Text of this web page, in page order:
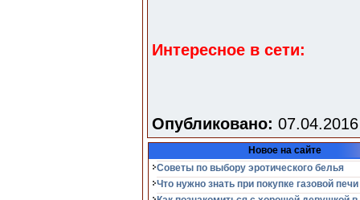
Интересное в сети:
Опубликовано:
Новое на сайте
Советы по выбору эротического белья
Что нужно знать при покупке газовой печи